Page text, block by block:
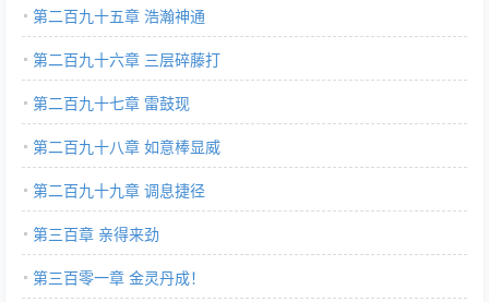
第二百九十五章 浩瀚神通
第二百九十六章 三层碎藤打
第二百九十七章 雷鼓现
第二百九十八章 如意棒显威
第二百九十九章 调息捷径
第三百章 亲得来劲
第三百零一章 金灵丹成！